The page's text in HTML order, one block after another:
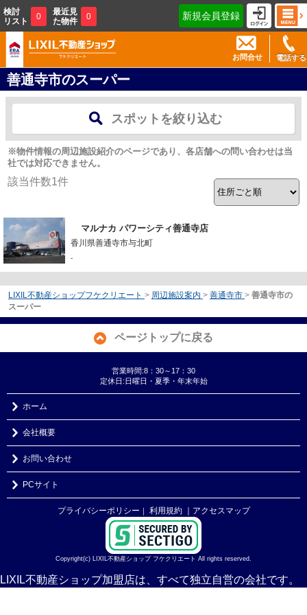
検討
リスト
0
最近見
た物件
0 新規会員登録
電話する
お問合せ
善通寺市のスーパー
スポットを絞り込む
※物件情報の周辺施設紹介のページであり、各店舗への問い合わせは当
社では対応できません。
該当件数1件
マルナカ パワーシティ善通寺店
香川県善通寺市与北町
-
LIXIL不動産ショップフケクリエート > 周辺施設案内 > 善通寺市 > 善通寺市の
スーパー
ページトップに戻る
営業時間:8：30～17：30
定休日:日曜日・夏季・年末年始
ホーム
会社概要
お問い合わせ
PCサイト
プライバシーポリシー ｜ 利用規約 ｜アクセスマップ
Copyright(c) LIXIL不動産ショップ フケクリエート All rights reserved.
LIXIL不動産ショップ加盟店は、すべて独立自営の会社です。